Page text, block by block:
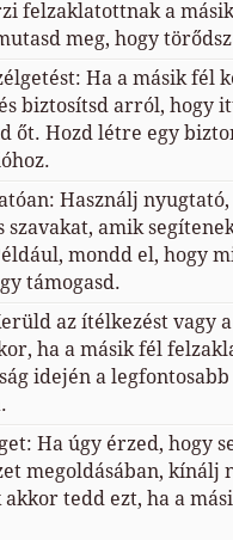
felzaklatottnak a
meg, hogy
Ha a másik fél
biztosítsd arról, hogy
őt. Hozd létre egy
Használj
szavakat, amik
mondd el, hogy
támogasd.
az ítélkezést vagy
ha a másik fél
idején a
Ha úgy érzed, hogy
megoldásában, kínálj
akkor tedd ezt, ha a